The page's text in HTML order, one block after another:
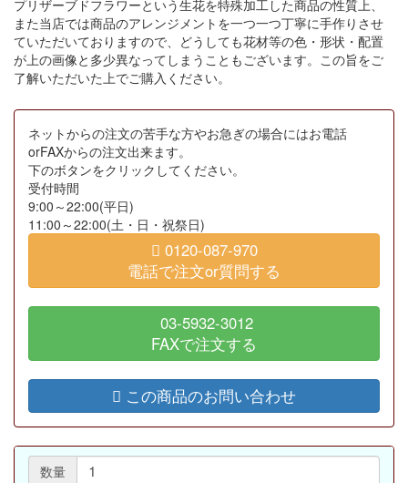
プリザーブドフラワーという生花を特殊加工した商品の性質上、
また当店では商品のアレンジメントを一つ一つ丁寧に手作りさせ
ていただいておりますので、どうしても花材等の色・形状・配置
が上の画像と多少異なってしまうこともございます。この旨をご
了解いただいた上でご購入ください。
ネットからの注文の苦手な方やお急ぎの場合にはお電話
orFAXからの注文出来ます。
下のボタンをクリックしてください。
受付時間
9:00～22:00(平日)
11:00～22:00(土・日・祝祭日)
0120-087-970
電話で注文or質問する
03-5932-3012
FAXで注文する
この商品のお問い合わせ
数量